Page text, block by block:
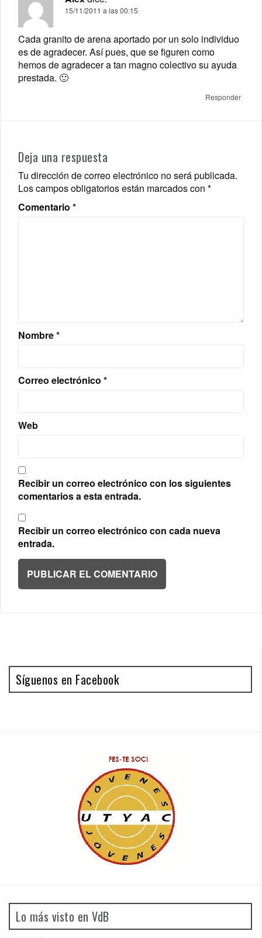
15/11/2011 a las 00:15
Cada granito de arena aportado por un solo individuo
es de agradecer. Así pues, que se figuren como
hemos de agradecer a tan magno colectivo su ayuda
prestada. 🙂
Responder
Deja una respuesta
Tu dirección de correo electrónico no será publicada.
Los campos obligatorios están marcados con *
Comentario *
Nombre*
Correo electrónico *
Web
Recibir un correo electrónico con los siguientes
comentarios a esta entrada.
Recibir un correo electrónico con cada nueva
entrada.
Síguenos en Facebook
Lo más visto en VdB